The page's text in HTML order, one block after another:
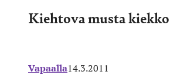
Kiehtova musta kiekko
Vapaalla14.3.2011